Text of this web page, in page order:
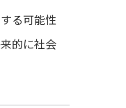
る可能性
的に社会